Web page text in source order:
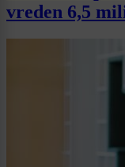
vreden 6,5